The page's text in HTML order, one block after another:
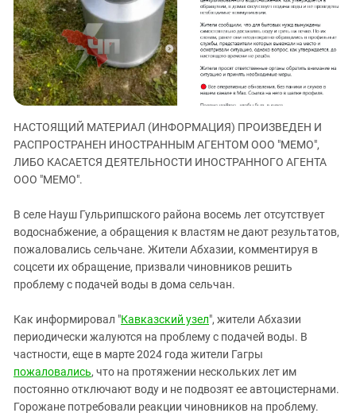
ЗАСТАВЛЯЕТ
КАВКАЗ ЗА ПАЛЕСТИНУ
ИНАКОМЫСЛИЕ В ЧЕЧНЕ
ПРЕСЛЕДОВАНИЕ АКТИВИСТОВ
МОБИЛИЗАЦИЯ И ПРОТЕСТЫ
Дагестан
Ингушетия
Кабардино-Балкария
Калмыкия
Краснодарский край
Нагорный Карабах
Российская Федерация
Ростовская область
Северная Осетия - Алания
Ставропольский край
Южная Осетия
Южный Кавказ
НАСТОЯЩИЙ МАТЕРИАЛ (ИНФОРМАЦИЯ) ПРОИЗВЕДЕН И
РАСПРОСТРАНЕН ИНОСТРАННЫМ АГЕНТОМ ООО "МЕМО",
ЛИБО КАСАЕТСЯ ДЕЯТЕЛЬНОСТИ ИНОСТРАННОГО АГЕНТА
ООО "МЕМО".
В селе Науш Гульрипшского района восемь лет отсутствует
водоснабжение, а обращения к властям не дают результатов,
пожаловались сельчане. Жители Абхазии, комментируя в
соцсети их обращение, призвали чиновников решить
проблему с подачей воды в дома сельчан.
Как информировал "Кавказский узел", жители Абхазии
периодически жалуются на проблему с подачей воды. В
частности, еще в марте 2024 года жители Гагры
пожаловались, что на протяжении нескольких лет им
постоянно отключают воду и не подвозят ее автоцистернами.
Горожане потребовали реакции чиновников на проблему.